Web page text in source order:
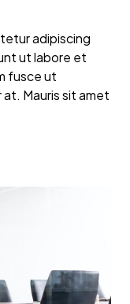
adipiscing
ut labore et
fusce ut
Mauris sit amet